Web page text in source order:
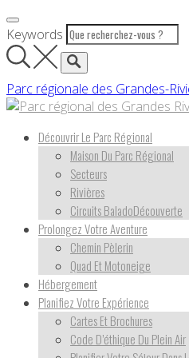
Passer
au
contenu
Keywords
Parc régionale des Grandes-
Découvrir Le Parc Régional
Maison Du Parc Régional
Secteurs
Rivières
Circuits BaladoDécouverte
Prolongez Votre Aventure
Chemin Pèlerin
Quad Et Motoneige
Hébergement
Planifiez Votre Expérience
Cartes Et Brochures
Code D’éthique Du Plein Air